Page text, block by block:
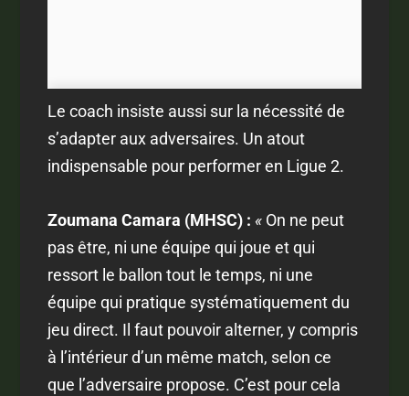
Le coach insiste aussi sur la nécessité de
s’adapter aux adversaires. Un atout
indispensable pour performer en Ligue 2.
Zoumana Camara (MHSC) : « On ne peut
pas être, ni une équipe qui joue et qui
ressort le ballon tout le temps, ni une
équipe qui pratique systématiquement du
jeu direct. Il faut pouvoir alterner, y compris
à l’intérieur d’un même match, selon ce
que l’adversaire propose. C’est pour cela